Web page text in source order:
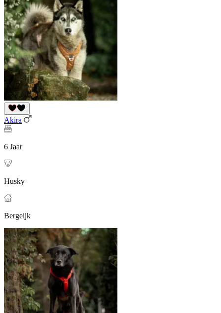
Akira
6 Jaar
Husky
Bergeijk